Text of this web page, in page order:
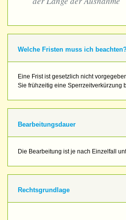
Welche Fristen muss ich
Eine Frist ist gesetzlich nicht
Sie frühzeitig eine Sperrzeitverkürzung
Bearbeitungsdauer
Die Bearbeitung ist je nach Einzelfall
Rechtsgrundlage